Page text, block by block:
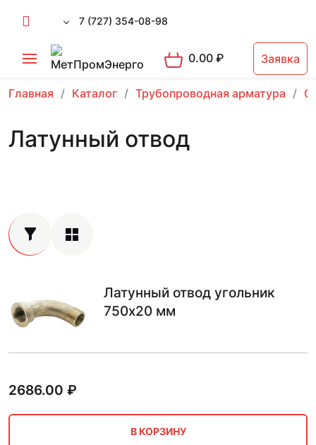
7 (727) 354-08-98
0.00₽ Заявка
Главная Каталог Трубопроводная арматура
Латунный отвод
Латунный отвод угольник
750х20 мм
2686.00 ₽
В КОРЗИНУ